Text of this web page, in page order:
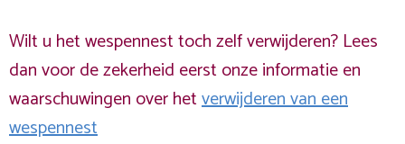
Wilt u het wespennest toch zelf verwijderen? Lees
dan voor de zekerheid eerst onze informatie en
waarschuwingen over hetverwijderen van een
wespennest